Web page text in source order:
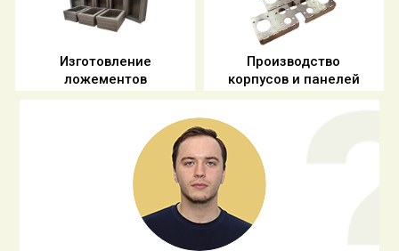
Изготовление
ложементов
Производство
корпусов и панелей